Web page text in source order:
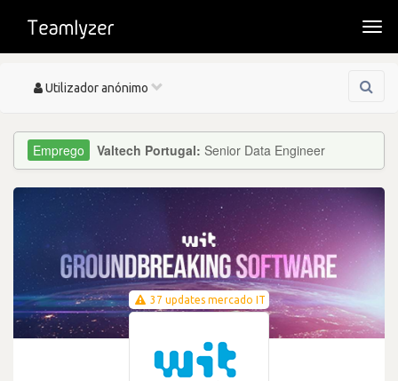
Toggle
Utilizador anónimo
Valtech Portugal: Senior Data Engineer
37 updates mercado IT